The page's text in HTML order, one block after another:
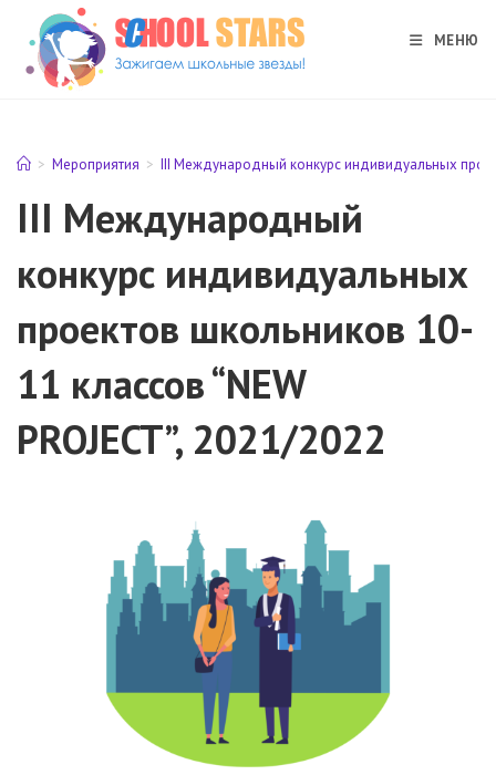
Перейти
содержимому
МЕНЮ
> Мероприятия > III Международный конкурс индивидуальных
III Международный
конкурс индивидуальных
проектов школьников 10-
11 классов “NEW
PROJECT”, 2021/2022